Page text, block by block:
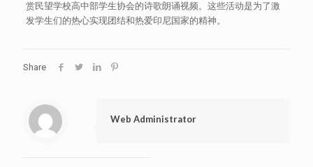
赏民望学校高中部学生协会的诗歌朗诵视频。这些活动是为了激
发学生们的热心实现团结和热爱印尼国家的精神。
Share
Web Administrator